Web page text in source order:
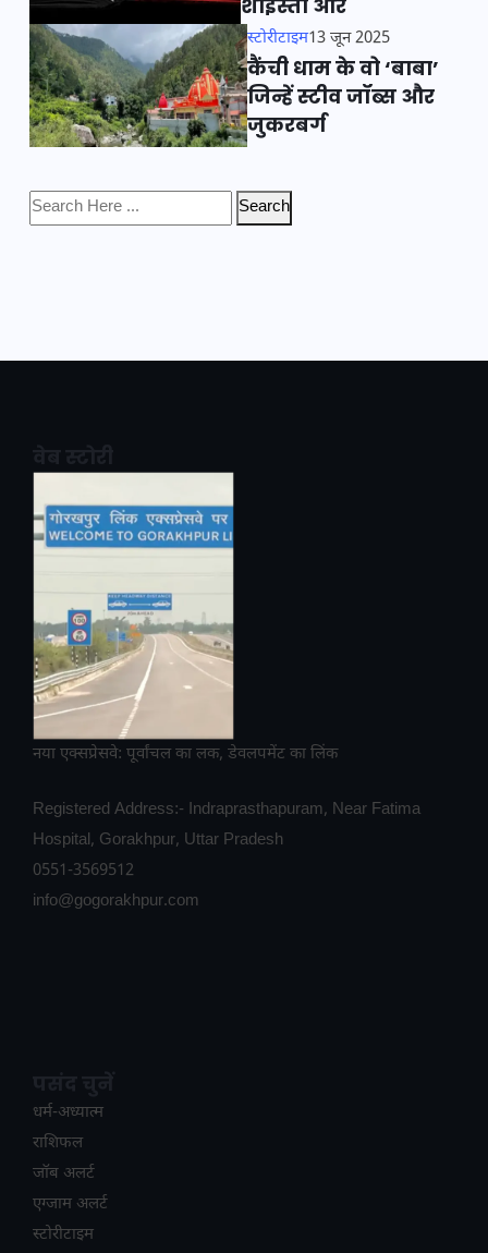
शाइस्ता और
स्टोरीटाइम13 जून 2025
कैंची धाम के वो ‘बाबा’
जिन्हें स्टीव जॉब्स और
जुकरबर्ग
Search
नया एक्सप्रेसवे: पूर्वांचल का लक, डेवलपमेंट का लिंक
Registered Address:- Indraprasthapuram, Near Fatima
Hospital, Gorakhpur, Uttar Pradesh
0551-3569512
info@gogorakhpur.com
धर्म-अध्यात्म
राशिफल
जॉब अलर्ट
एग्जाम अलर्ट
स्टोरीटाइम